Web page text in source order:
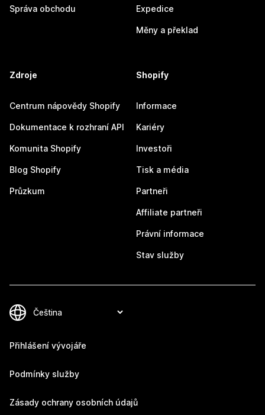
Správa obchodu Expedice
Měny a překlad
Zdroje
Centrum nápovědy Shopify
Dokumentace k rozhraní API
Komunita Shopify
Blog Shopify
Průzkum
Shopify
Informace
Kariéry
Investoři
Tisk a média
Partneři
Affiliate partneři
Právní informace
Stav služby
Přihlášení vývojáře
Podmínky služby
Zásady ochrany osobních údajů